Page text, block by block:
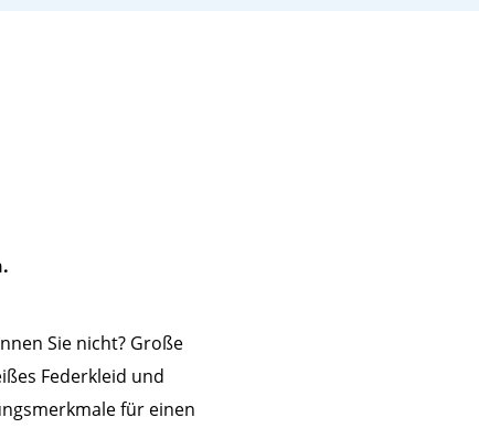
Sie nicht? Große
Federkleid und
für einen